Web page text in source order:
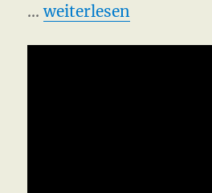
…„Castor 2011 Gorleben“
weiterlesen